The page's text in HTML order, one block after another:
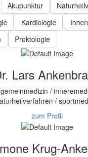
Akupunktur
Kardiologie
Proktologie
Lars
/
/
zum Profil
Krug-